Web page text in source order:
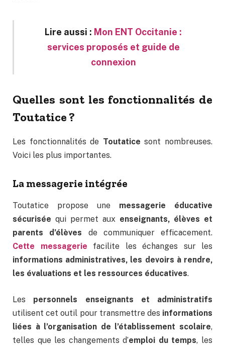
Lire aussi : Mon ENT Occitanie :
services proposés et guide de
connexion
Quelles sont les fonctionnalités de
Toutatice ?
Les fonctionnalités de Toutatice sont nombreuses.
Voici les plus importantes.
La messagerie intégrée
Toutatice propose une messagerie éducative
sécurisée qui permet aux enseignants, élèves et
parents d’élèves de communiquer efficacement.
Cette messagerie facilite les échanges sur les
informations administratives, les devoirs à rendre,
les évaluations et les ressources éducatives.
Les personnels enseignants et administratifs
utilisent cet outil pour transmettre des informations
liées à l’organisation de l’établissement scolaire,
telles que les changements d’emploi du temps, les